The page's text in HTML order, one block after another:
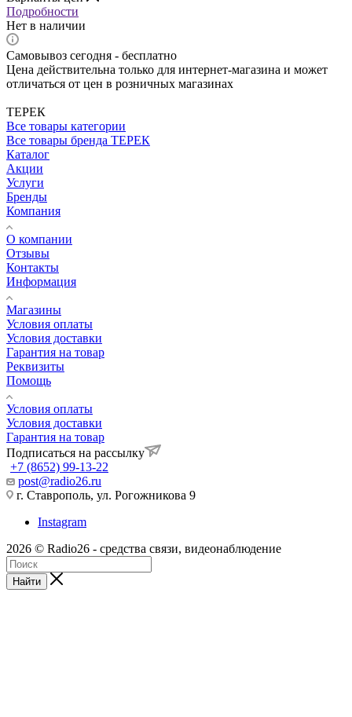
Подробности
Нет в наличии
Самовывоз сегодня - бесплатно
Цена действительна только для интернет-магазина и может
отличаться от цен в розничных магазинах
ТЕРЕК
Все товары категории
Все товары бренда ТЕРЕК
Каталог
Акции
Услуги
Бренды
Компания
О компании
Отзывы
Контакты
Информация
Магазины
Условия оплаты
Условия доставки
Гарантия на товар
Реквизиты
Помощь
Условия оплаты
Условия доставки
Гарантия на товар
Подписаться на рассылку
+7 (8652) 99-13-22
post@radio26.ru
г. Ставрополь, ул. Рогожникова 9
Instagram
2026 © Radio26 - средства связи, видеонаблюдение
Найти